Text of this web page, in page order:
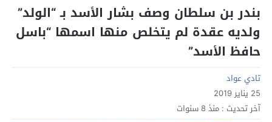
بندر بن سلطان وصف بشار الأسد بـ “الولد”
ولديه عقدة لم يتخلص منها اسمها “باسل
حافظ الأسد”
تادي عواد
25 يناير 2019
آخر تحديث : منذ 8 سنوات